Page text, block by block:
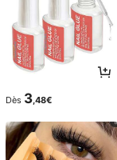
Dès 3,48€